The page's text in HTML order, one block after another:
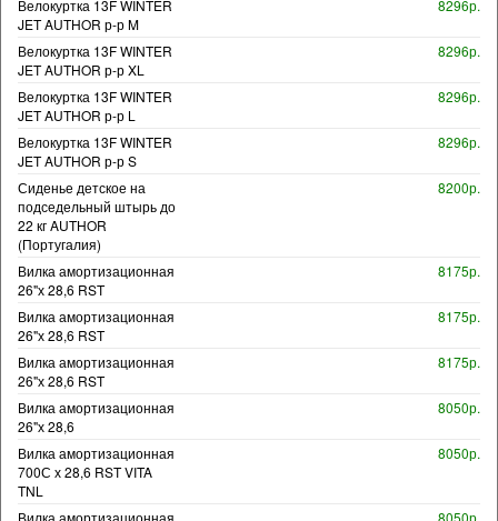
Велокуртка 13F WINTER
JET AUTHOR р-р M
8296р.
Велокуртка 13F WINTER
JET AUTHOR р-р XL
8296р.
Велокуртка 13F WINTER
JET AUTHOR р-р L
8296р.
Велокуртка 13F WINTER
JET AUTHOR р-р S
8296р.
Сиденье детское на
подседельный штырь до
22 кг AUTHOR
(Португалия)
8200р.
Вилка амортизационная
26"х 28,6 RST
8175р.
Вилка амортизационная
26"х 28,6 RST
8175р.
Вилка амортизационная
26"х 28,6 RST
8175р.
Вилка амортизационная
26"х 28,6
8050р.
Вилка амортизационная
700С х 28,6 RST VITA
TNL
8050р.
Вилка амортизационная
8050р.